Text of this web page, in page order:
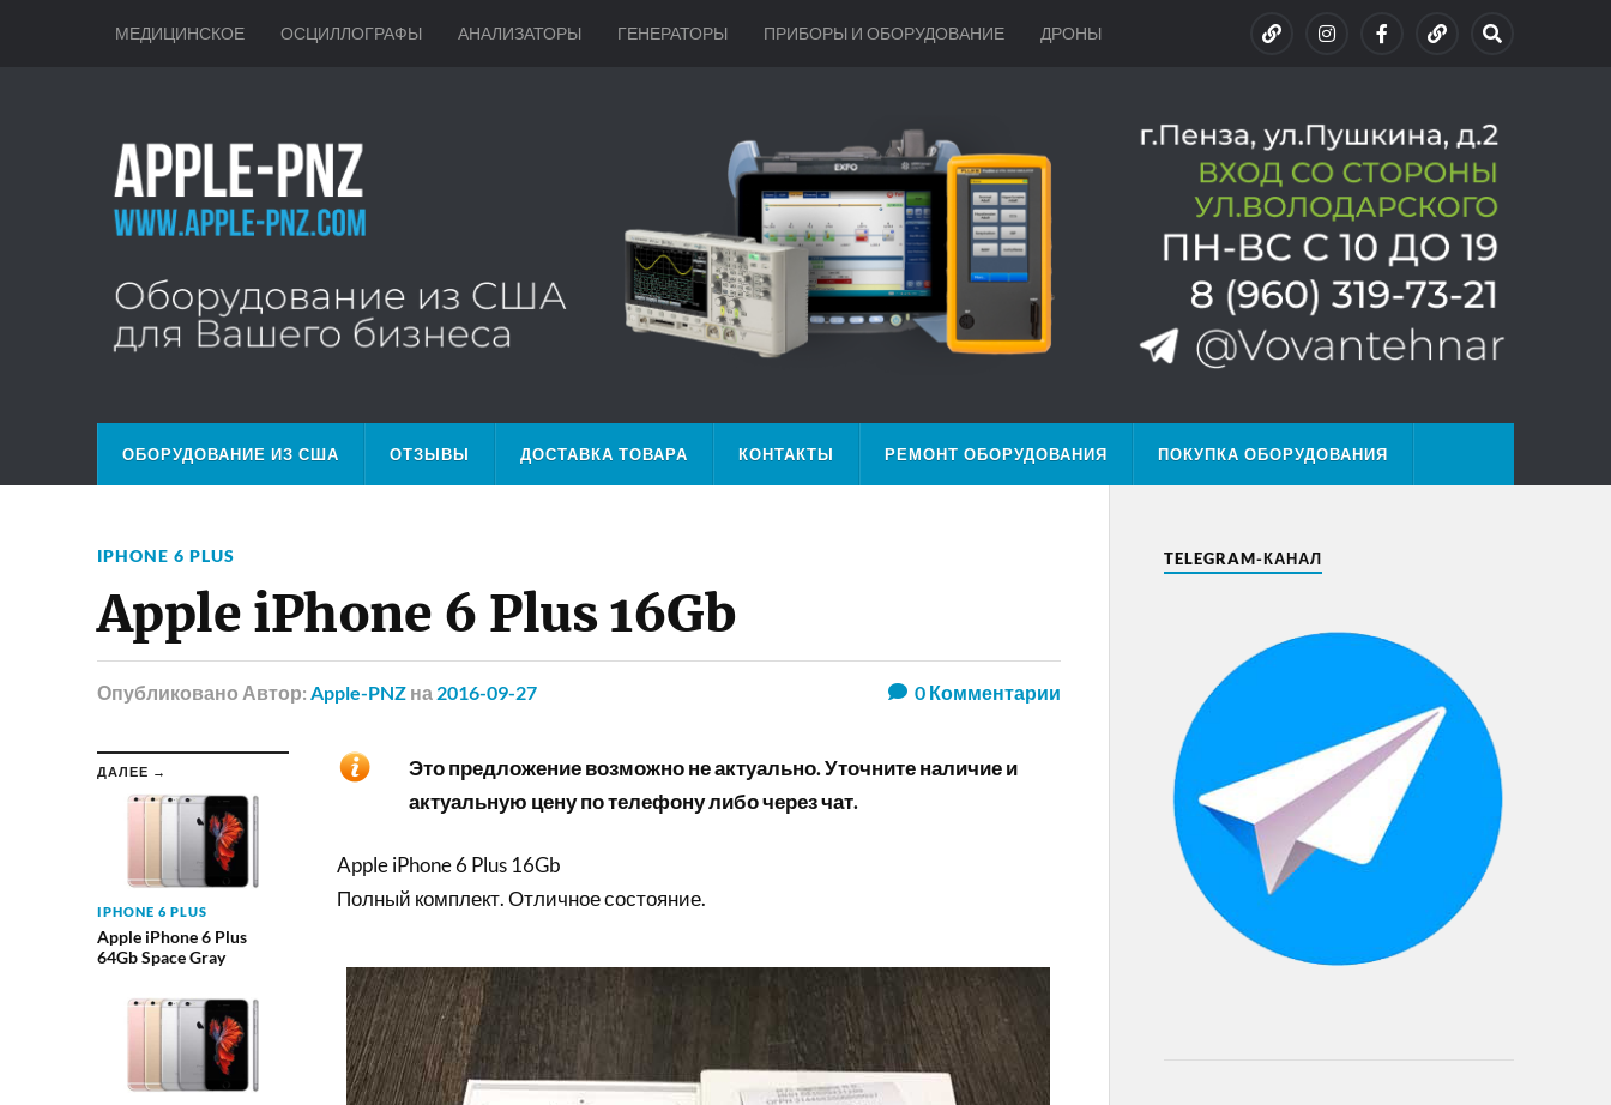
МЕДИЦИНСКОЕ ОСЦИЛЛОГРАФЫ АНАЛИЗАТОРЫ ГЕНЕРАТОРЫ ПРИБОРЫ И ОБОРУДОВАНИЕ ДРОНЫ
ОБОРУДОВАНИЕ ИЗ США ОТЗЫВЫ ДОСТАВКА ТОВАРА КОНТАКТЫ РЕМОНТ ОБОРУДОВАНИЯ ПОКУПКА ОБОРУДОВАНИЯ
IPHONE 6 PLUS
Apple iPhone 6 Plus 16Gb
Опубликовано Автор: Apple-PNZ на 2016-09-27 0Комментарии
ДАЛЕЕ →
IPHONE 6 PLUS
Apple iPhone 6 Plus
64Gb Space Gray
Это предложение возможно не актуально. Уточните наличие и
актуальную цену по телефону либо через чат.
Apple iPhone 6 Plus 16Gb
Полный комплект. Отличное состояние.
TELEGRAM-КАНАЛ